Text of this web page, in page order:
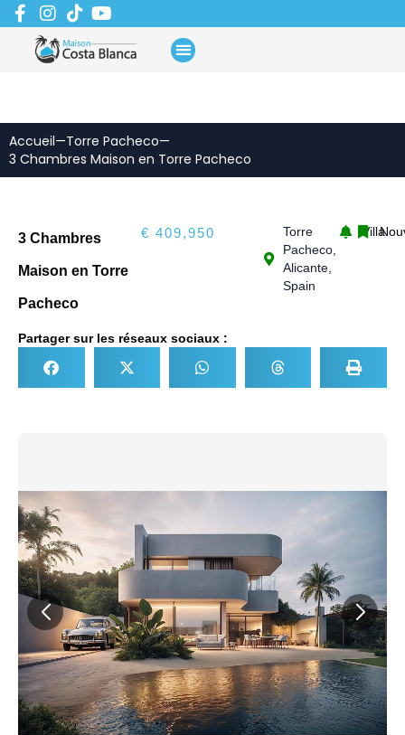
Aller
au
contenu
Accueil—Torre Pacheco—
3 Chambres Maison en Torre Pacheco
3 Chambres
Maison en Torre
Pacheco
€ 409,950
Torre
Pacheco,
Alicante,
Spain
Villa
Partager sur les réseaux sociaux :